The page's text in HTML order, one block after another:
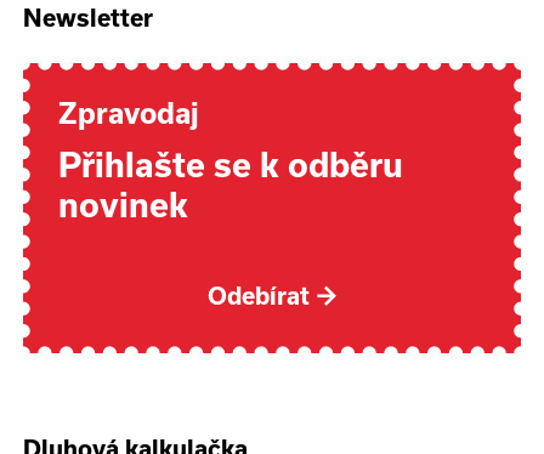
Newsletter
Zpravodaj
Přihlašte se k odběru
novinek
Odebírat →